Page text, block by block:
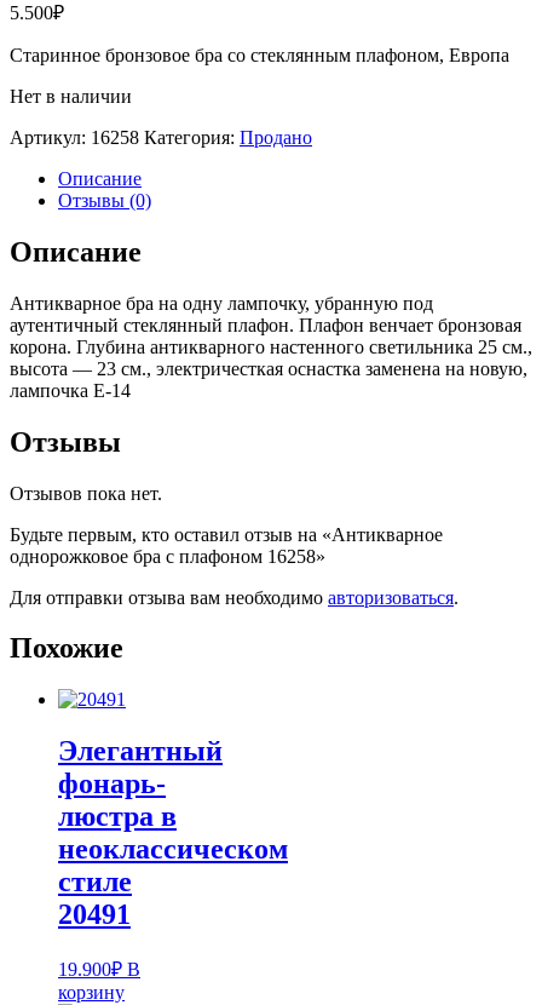
5.500₽
Старинное бронзовое бра со стеклянным плафоном, Европа
Нет в наличии
Артикул: 16258 Категория: Продано
Описание
Отзывы (0)
Описание
Антикварное бра на одну лампочку, убранную под
аутентичный стеклянный плафон. Плафон венчает бронзовая
корона. Глубина антикварного настенного светильника 25 см.,
высота — 23 см., электричесткая оснастка заменена на новую,
лампочка Е-14
Отзывы
Отзывов пока нет.
Будьте первым, кто оставил отзыв на «Антикварное
однорожковое бра с плафоном 16258»
Для отправки отзыва вам необходимо авторизоваться.
Похожие
Элегантный
фонарь-
люстра в
неоклассическом
стиле
20491
19.900₽ В
корзину